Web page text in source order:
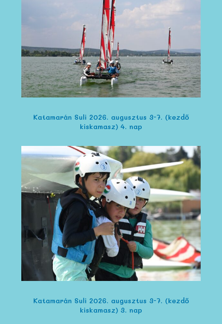
Katamarán Suli 2026. augusztus 3-7. (kezdő
kiskamasz) 4. nap
Katamarán Suli 2026. augusztus 3-7. (kezdő
kiskamasz) 3. nap